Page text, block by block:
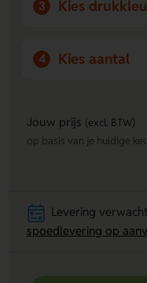
klanten om ervoor te
bestellen, ondersteund
3 Kies
4 Kies aantal
Jouw prijs (excl. BTW)
op basis van je huidige
Levering
spoedlevering op